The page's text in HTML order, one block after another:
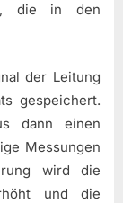
die in den
der Leitung
gespeichert.
dann einen
Messungen
wird die
und die